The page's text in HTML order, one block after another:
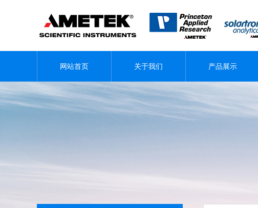
网站首页 关于我们 产品展示